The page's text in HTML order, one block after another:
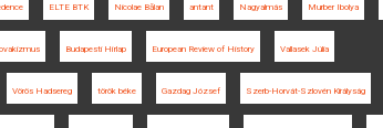
ELTE BTK Nicolae Bălan antant Nagyalmás Murber Ibolya
Budapesti Hírlap European Review of History Vallasek Júlia
Vörös Hadsereg török béke Gazdag József Szerb-Horvát-Szlovén Királyság